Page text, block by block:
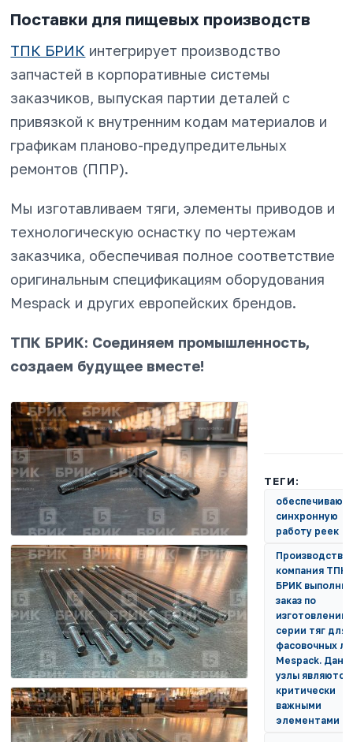
Поставки для пищевых производств
ТПК БРИК интегрирует производство
запчастей в корпоративные системы
заказчиков, выпуская партии деталей с
привязкой к внутренним кодам материалов и
графикам планово-предупредительных
ремонтов (ППР).
Мы изготавливаем тяги, элементы приводов и
технологическую оснастку по чертежам
заказчика, обеспечивая полное соответствие
оригинальным спецификациям оборудования
Mespack и других европейских брендов.
ТПК БРИК: Соединяем промышленность,
создаем будущее вместе!
ТЕГИ:
синхронную
работу реек
компания ТПК
БРИК
заказ по
изготовлению
серии тяг для
фасовочных
Mespack.
узлы являются
критически
важными
элементами